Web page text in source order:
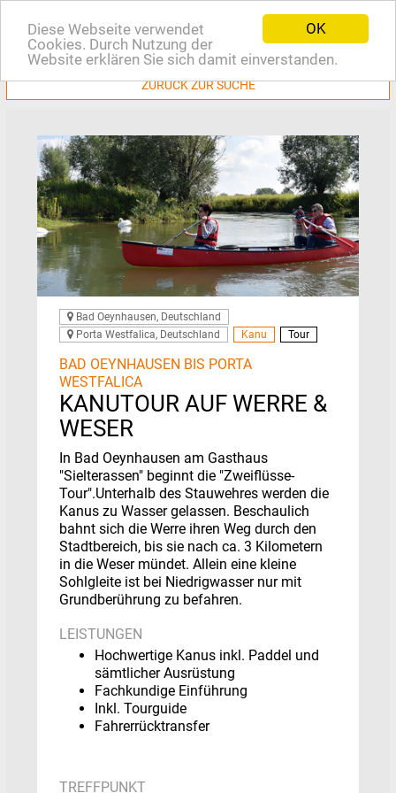
OK
Diese Webseite verwendet
Cookies. Durch Nutzung der
Website erklären Sie sich damit einverstanden.
ZURÜCK ZUR SUCHE
Bad Oeynhausen, Deutschland
Porta Westfalica, Deutschland
Kanu Tour
BAD OEYNHAUSEN BIS PORTA
WESTFALICA
KANUTOUR AUF WERRE &
WESER
In Bad Oeynhausen am Gasthaus
"Sielterassen" beginnt die "Zweiflüsse-
Tour".Unterhalb des Stauwehres werden die
Kanus zu Wasser gelassen. Beschaulich
bahnt sich die Werre ihren Weg durch den
Stadtbereich, bis sie nach ca. 3 Kilometern
in die Weser mündet. Allein eine kleine
Sohlgleite ist bei Niedrigwasser nur mit
Grundberührung zu befahren.
LEISTUNGEN
Hochwertige Kanus inkl. Paddel und
sämtlicher Ausrüstung
Fachkundige Einführung
Inkl. Tourguide
Fahrerrücktransfer
TREFFPUNKT